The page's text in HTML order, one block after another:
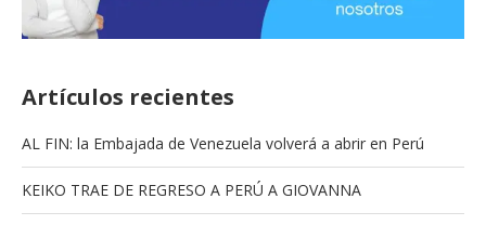
Artículos recientes
AL FIN: la Embajada de Venezuela volverá a abrir en Perú
KEIKO TRAE DE REGRESO A PERÚ A GIOVANNA